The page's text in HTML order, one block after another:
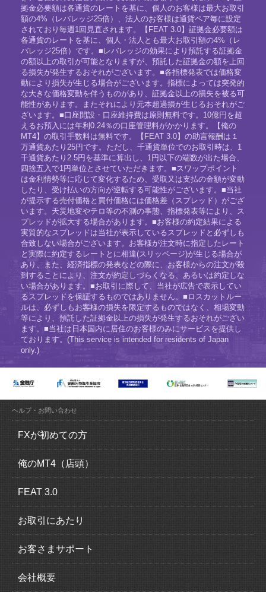
拠金必要額は各通貨のレートを基に、個人のお客様は最大お取引
額の4%（レバレッジ25倍）、法人のお客様は通貨ペア毎に設定
されており毎週1回見直されます。【FEAT 3.0】証拠金必要額は
各通貨のレートを基に、個人・法人とも最大お取引額の4%（レ
バレッジ25倍）です。■レバレッジの効果により預託する証拠金
の額以上の取引が可能となりますが、預託した証拠金の額を上回
る損失が発生するおそれがございます。■各指標発表では価格変
動により損失が生じる場合がございます。指標によっては突発的
な大きな価格変動を伴うものがあり、証拠金以上の損失を被る可
能性があります。またそれにより元本超過損が生じるおそれがご
ざいます。■口座開設・口座維持費は原則無料です。10億円を超
えるお預入には年利0.24％の口座管理料がかかります。【俺の
MT4】の取引手数料は無料です。【FEAT 3.0】の助言報酬は１
万通貨あたり25円です。ただし、千通貨単位でのお取引時は、1
千通貨あたり2.5円を基準に算出し、1円以下の端数が出た場合、
四捨五入で1円単位とさせていただきます。■スワップポイント
は金利情勢等に応じて変化するため、受取又は支払の金額が変動
したり、受け払いの方向が逆転する可能性がございます。■当社
が提示する売付価格と買付価格には価格差（スプレッド）がござ
います。天災地変やテロ等の不測の事態、指標発表等により、ス
プレッドが拡大する場合があります。■お客様の約定結果による
実質的なスプレッドは当社が表示しているスプレッドと必ずしも
合致しない場合がございます。お客様が注文時に指定したレート
と実際に約定するレートとに相違(スリッページ)が生じる場合が
あり、また、経済指標の発表などの際に、お客様からの注文が殺
到することにより、注文が約定しづらくなる、あるいは約定しな
い場合があります。■お取引に際して、当社が広告で表示してい
るスプレッドを保証するものではありません。■ロスカットルー
ルは、必ずしもお客様の損失を限定するものではなく、相場変動
等により、預託した証拠金以上の損失が発生するおそれがござい
ます。■当社は日本国内に居住のお客様のみにサービスを提供し
ております。(This service is intended for residents of Japan
only.)
ヘルプ・お問い合わせ
FXが初めての方
FX（外国為替証拠金取引）とは？
FXの魅力とは？
ロスカットについて
追加証拠金について
スリッページについて
俺のMT4（店頭）
俺のMT4（MetaTrader4）の特徴
取引概要
FEAT 3.0
FEAT 3.0の特徴
運用感覚ガイド
取引概要
お取引にあたり
口座開設の流れ
本人確認書類
お客さまサポート
入出金について
会社概要